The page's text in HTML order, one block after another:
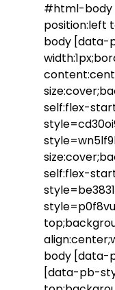
#html-body
position:left
body [data-
self:flex-
self:flex-
body [data-
[data-pb-